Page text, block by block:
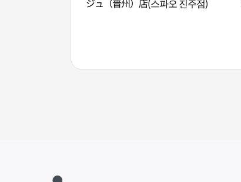
ジュ（晋州）店(스파오 진주점)